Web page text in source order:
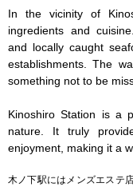
In the vicinity of
ingredients and
and locally caught
establishments. The
something not to be
Kinoshiro Station is a
nature. It truly
enjoyment, making it a
木ノ下駅にはメンズエステ